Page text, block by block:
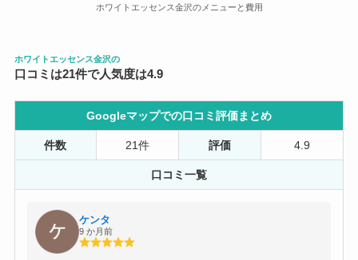
ホワイトエッセンス金沢のメニューと費用
ホワイトエッセンス金沢の
口コミは21件で人気度は4.9
Googleマップでの口コミ評価まとめ
件数 21件 評価 4.9
口コミ一覧
ケンタ
9 か月前